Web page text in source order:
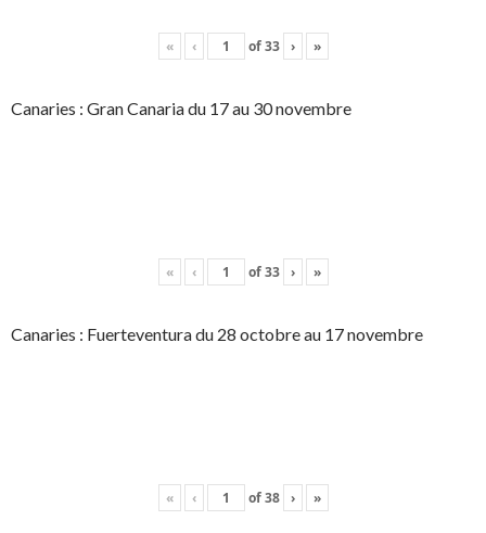
« ‹ of33 › »
Canaries : Gran Canaria du 17 au 30 novembre
« ‹ of33 › »
Canaries : Fuerteventura du 28 octobre au 17 novembre
« ‹ of38 › »